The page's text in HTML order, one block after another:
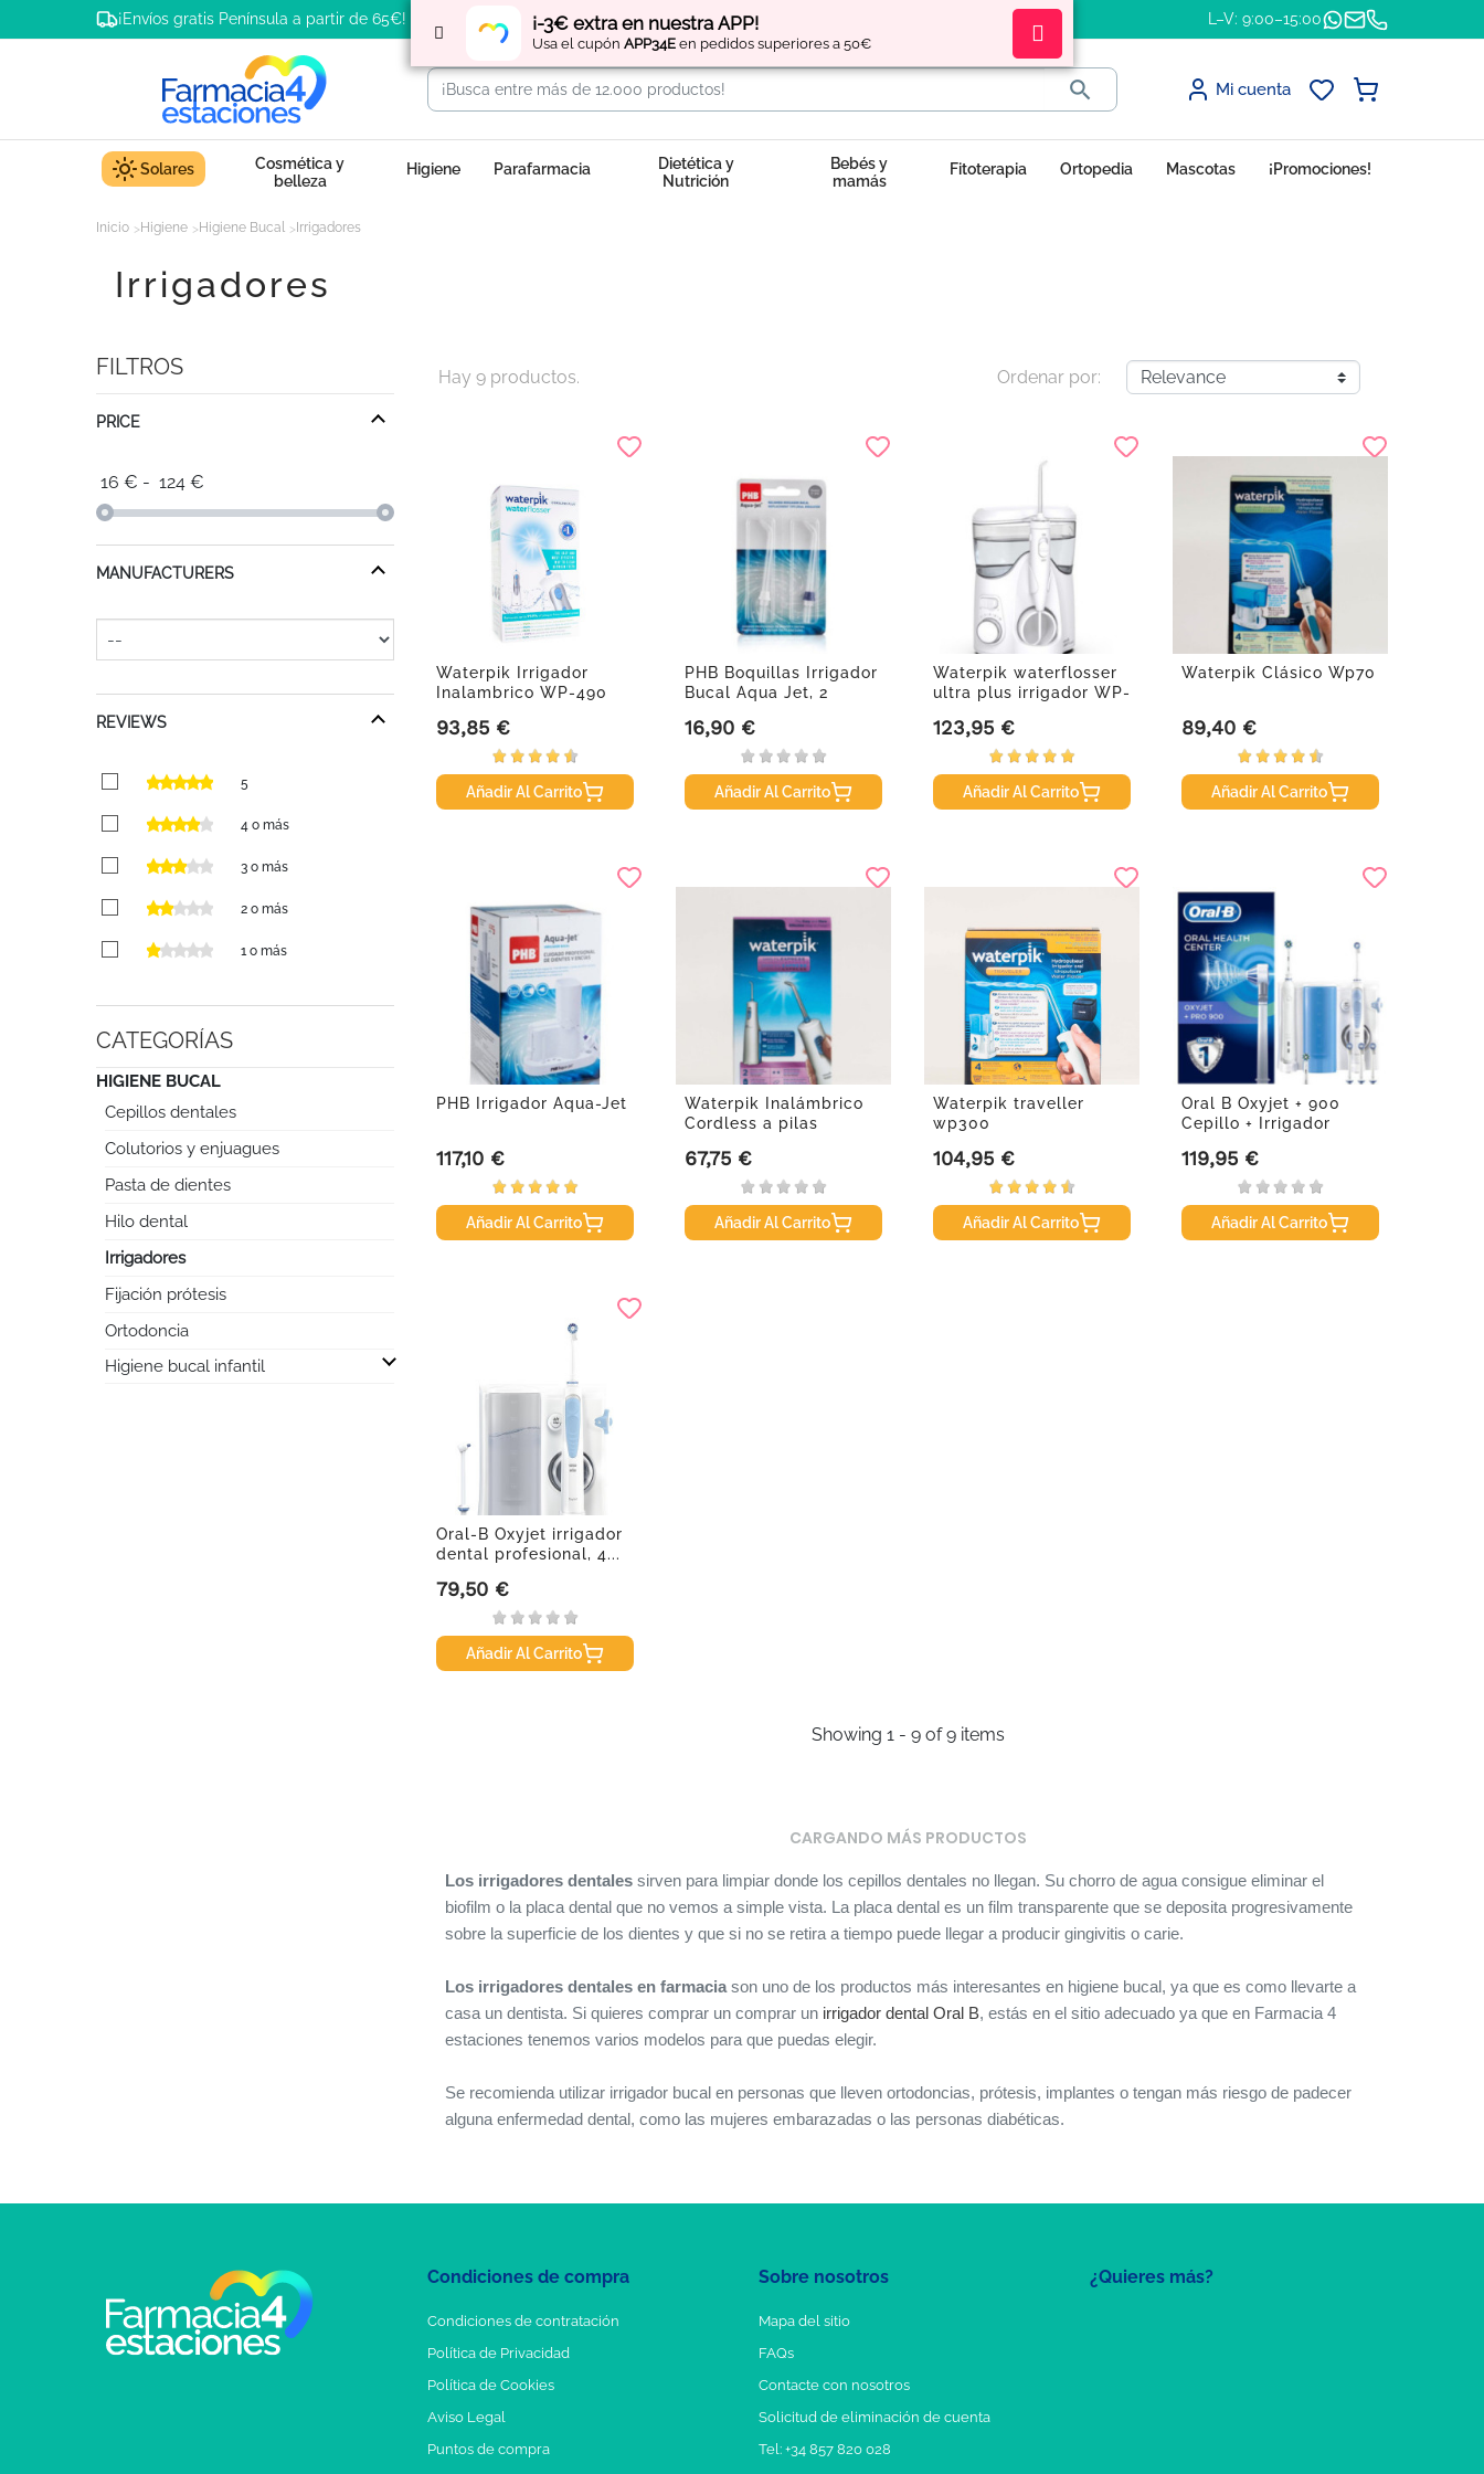
¡-3€ extra en nuestra APP!
Usa el cupón APP34E en pedidos superiores a 50€
¡Envíos gratis Península a partir de 65€! Regístratey obtén L–V: 9:00–15:00
 Mi cuenta
Solares
Cosmética y
belleza
Higiene Parafarmacia
Dietética y
Nutrición
Bebés y
mamás
Fitoterapia Ortopedia Mascotas ¡Promociones!
Inicio Higiene Higiene Bucal Irrigadores
Irrigadores
FILTROS
PRICE
16 € - 124 €
MANUFACTURERS
REVIEWS
5
4 o más
3 o más
2 o más
1 o más
CATEGORÍAS
HIGIENE BUCAL
Cepillos dentales
Colutorios y enjuagues
Pasta de dientes
Hilo dental
Irrigadores
Fijación prótesis
Ortodoncia
Higiene bucal infantil
Hay 9 productos. Ordenar por:
Waterpik Irrigador
Inalambrico WP-490
Precio
93,85 €
Añadir Al Carrito
PHB Boquillas Irrigador
Bucal Aqua Jet, 2
Precio
16,90 €
Añadir Al Carrito
Waterpik waterflosser
ultra plus irrigador WP-
Precio
123,95 €
Añadir Al Carrito
Waterpik Clásico Wp70
Precio
89,40 €
Añadir Al Carrito
PHB Irrigador Aqua-Jet
Precio
117,10 €
Añadir Al Carrito
Waterpik Inalámbrico
Cordless a pilas
Precio
67,75 €
Añadir Al Carrito
Waterpik traveller
wp300
Precio
104,95 €
Añadir Al Carrito
Oral B Oxyjet + 900
Cepillo + Irrigador
Precio
119,95 €
Añadir Al Carrito
Oral-B Oxyjet irrigador
dental profesional, 4...
Precio
79,50 €
Añadir Al Carrito
Showing 1 - 9 of 9 items
CARGANDO MÁS PRODUCTOS
Los irrigadores dentales sirven para limpiar donde los cepillos dentales no llegan. Su chorro de agua consigue eliminar el
biofilm o la placa dental que no vemos a simple vista. La placa dental es un film transparente que se deposita progresivamente
sobre la superficie de los dientes y que si no se retira a tiempo puede llegar a producir gingivitis o carie.
Los irrigadores dentales en farmacia son uno de los productos más interesantes en higiene bucal, ya que es como llevarte a
casa un dentista. Si quieres comprar un comprar un irrigador dental Oral B, estás en el sitio adecuado ya que en Farmacia 4
estaciones tenemos varios modelos para que puedas elegir.
Se recomienda utilizar irrigador bucal en personas que lleven ortodoncias, prótesis, implantes o tengan más riesgo de padecer
alguna enfermedad dental, como las mujeres embarazadas o las personas diabéticas.
¿Quieres más?
Condiciones de compra
Condiciones de contratación
Política de Privacidad
Política de Cookies
Aviso Legal
Puntos de compra
Sobre nosotros
Mapa del sitio
FAQs
Contacte con nosotros
Solicitud de eliminación de cuenta
Tel: +34 857 820 028